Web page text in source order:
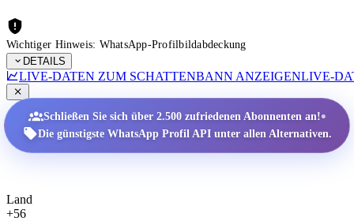
Wichtiger Hinweis: WhatsApp-Profilbildabdeckung
DETAILS
LIVE-DATEN ZUM SCHATTENBANN ANZEIGENLIVE-
Schließen Sie sich über 2.500 zufriedenen Abonnenten an!•
Die günstigste WhatsApp Profil API unter allen Alternativen.
Land
+56